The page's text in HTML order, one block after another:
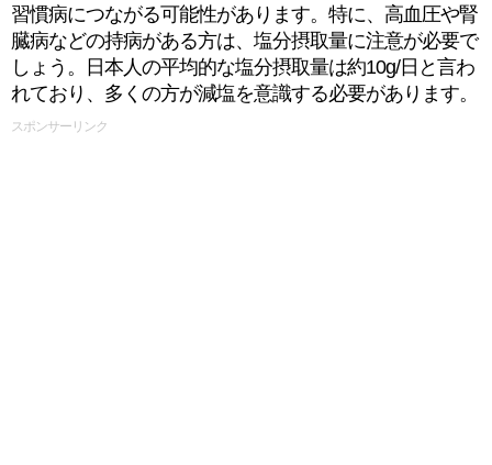
習慣病につながる可能性があります。特に、高血圧や腎
臓病などの持病がある方は、塩分摂取量に注意が必要で
しょう。日本人の平均的な塩分摂取量は約10g/日と言わ
れており、多くの方が減塩を意識する必要があります。
スポンサーリンク